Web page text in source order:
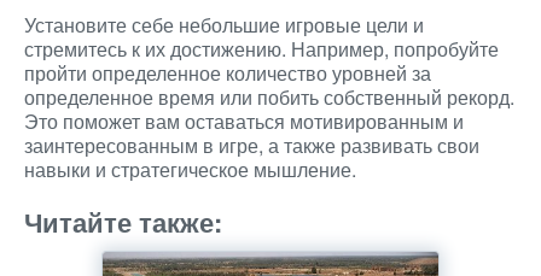
Установите себе небольшие игровые цели и
стремитесь к их достижению. Например, попробуйте
пройти определенное количество уровней за
определенное время или побить собственный рекорд.
Это поможет вам оставаться мотивированным и
заинтересованным в игре, а также развивать свои
навыки и стратегическое мышление.
Читайте также: